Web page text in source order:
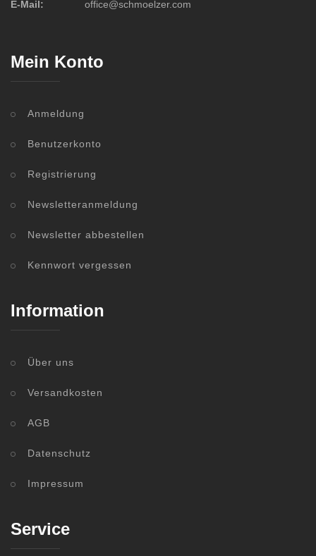
E-Mail: office@schmoelzer.com
Mein Konto
Anmeldung
Benutzerkonto
Registrierung
Newsletteranmeldung
Newsletter abbestellen
Kennwort vergessen
Information
Über uns
Versandkosten
AGB
Datenschutz
Impressum
Service